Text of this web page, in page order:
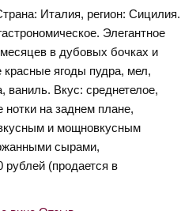
Италия, регион: Сицилия.
Элегантное
в дубовых бочках и
ягоды пудра, мел,
ваниль. Вкус: среднетелое,
на заднем плане,
и мощновкусным
сырами,
(продается в